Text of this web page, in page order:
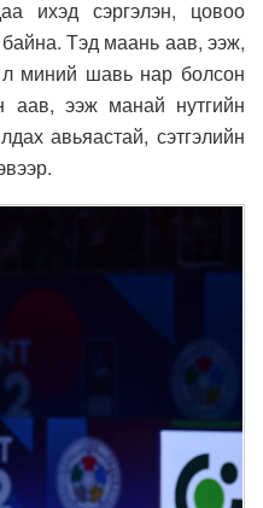
ихэд сэргэлэн, цовоо
Тэд маань аав, ээж,
л миний шавь нар болсон
аав, ээж манай нутгийн
авьяастай, сэтгэлийн